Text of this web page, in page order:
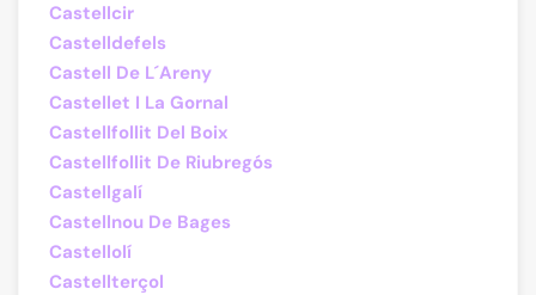
Castellcir
Castelldefels
Castell De L´Areny
Castellet I La Gornal
Castellfollit Del Boix
Castellfollit De Riubregós
Castellgalí
Castellnou De Bages
Castellolí
Castellterçol